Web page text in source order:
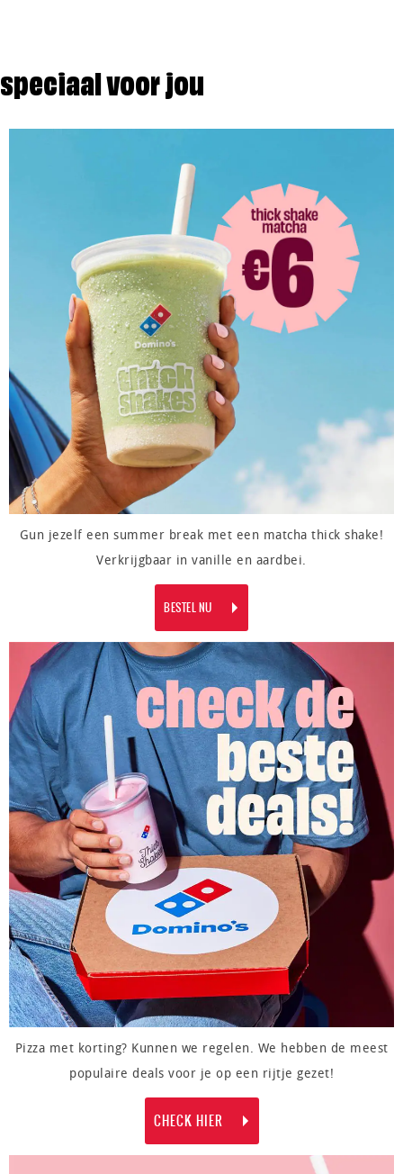
speciaal voor jou
Gun jezelf een summer break met een matcha thick shake!
Verkrijgbaar in vanille en aardbei.
BESTEL NU
Pizza met korting? Kunnen we regelen. We hebben de meest
populaire deals voor je op een rijtje gezet!
CHECK HIER